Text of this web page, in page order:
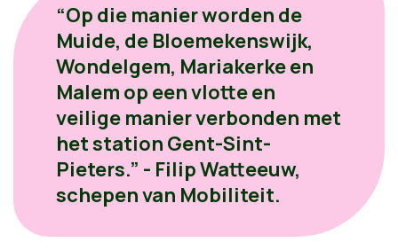
“Op die manier worden de
Muide, de Bloemekenswijk,
Wondelgem, Mariakerke en
Malem op een vlotte en
veilige manier verbonden met
het station Gent-Sint-
Pieters.” - Filip Watteeuw,
schepen van Mobiliteit.